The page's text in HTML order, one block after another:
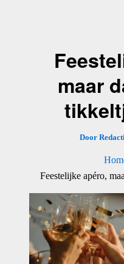
maar
Door
Feestelijke apéro,